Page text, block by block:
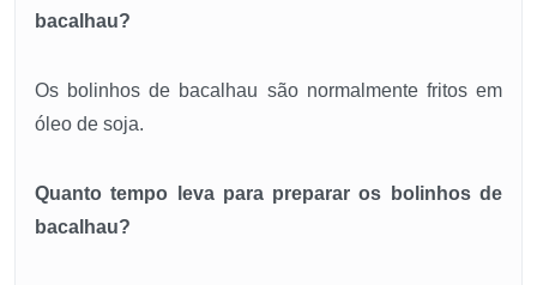
bacalhau?
Os bolinhos de bacalhau são normalmente fritos em
óleo de soja.
Quanto tempo leva para preparar os bolinhos de
bacalhau?